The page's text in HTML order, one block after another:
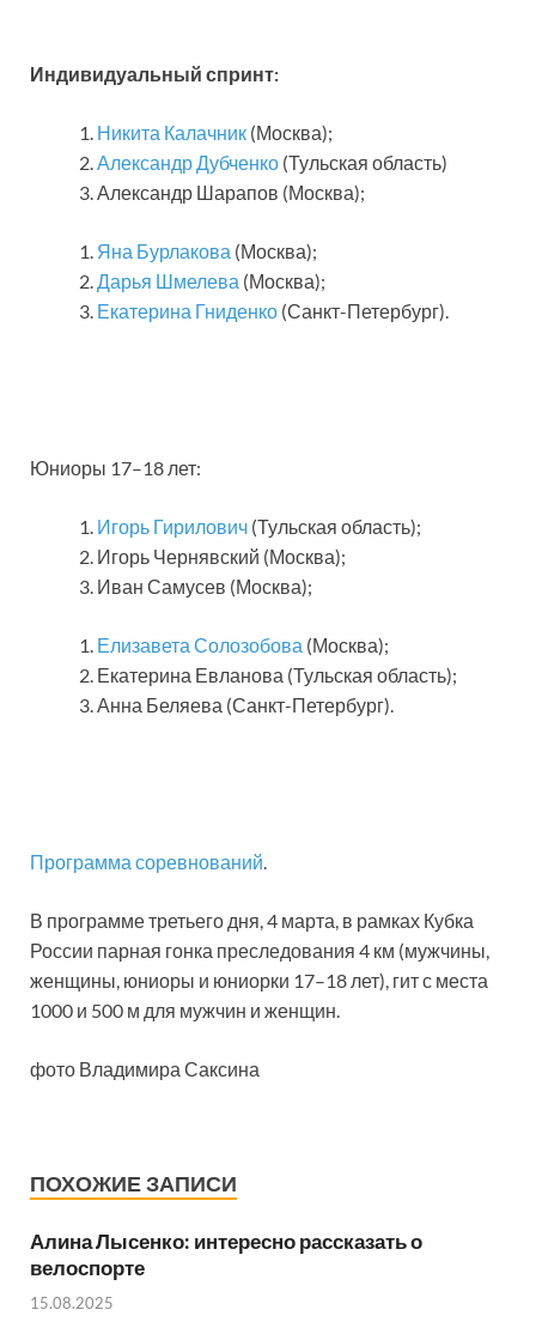
Индивидуальный спринт:
Никита Калачник (Москва);
Александр Дубченко (Тульская область)
Александр Шарапов (Москва);
Яна Бурлакова (Москва);
Дарья Шмелева (Москва);
Екатерина Гниденко (Санкт-Петербург).
Юниоры 17–18 лет:
Игорь Гирилович (Тульская область);
Игорь Чернявский (Москва);
Иван Самусев (Москва);
Елизавета Солозобова (Москва);
Екатерина Евланова (Тульская область);
Анна Беляева (Санкт-Петербург).
Программа соревнований.
В программе третьего дня, 4 марта, в рамках Кубка
России парная гонка преследования 4 км (мужчины,
женщины, юниоры и юниорки 17–18 лет), гит с места
1000 и 500 м для мужчин и женщин.
фото Владимира Саксина
ПОХОЖИЕ ЗАПИСИ
Алина Лысенко: интересно рассказать о
велоспорте
15.08.2025